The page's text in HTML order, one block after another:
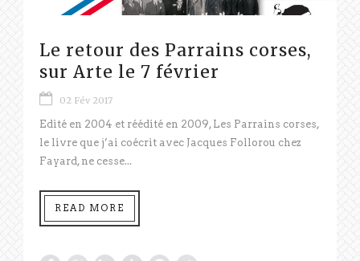
Le retour des Parrains corses,
sur Arte le 7 février
02 Fév 2017
Edité en 2004 et réédité en 2009, Les Parrains corses,
le livre que j’ai coécrit avec Jacques Follorou chez
Fayard, ne cesse...
READ MORE